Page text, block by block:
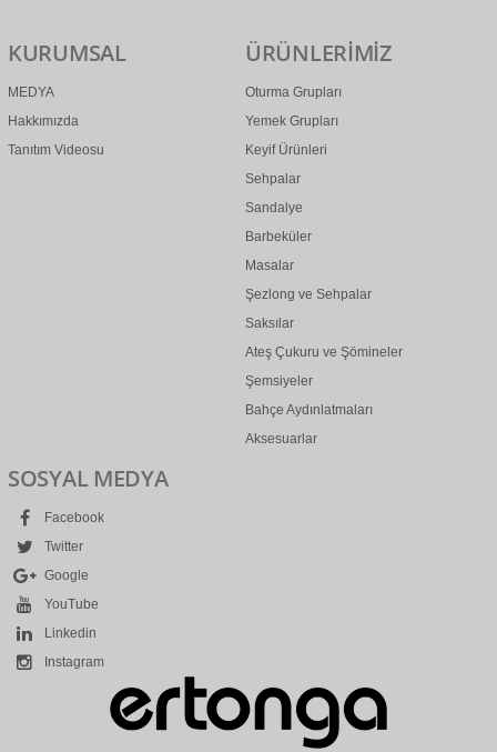
KURUMSAL
MEDYA
Hakkımızda
Tanıtım Videosu
ÜRÜNLERİMİZ
Oturma Grupları
Yemek Grupları
Keyif Ürünleri
Sehpalar
Sandalye
Barbeküler
Masalar
Şezlong ve Sehpalar
Saksılar
Ateş Çukuru ve Şömineler
Şemsiyeler
Bahçe Aydınlatmaları
Aksesuarlar
SOSYAL MEDYA
Facebook
Twitter
Google
YouTube
Linkedin
Instagram